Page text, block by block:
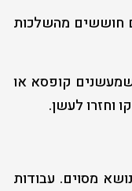
אחת כי הם חוששים מהשלכות
שמעשנים קופסא או
וחזרו לעשן.
מסוים. עבודות